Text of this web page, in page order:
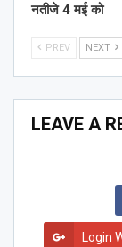
नतीजे 4 मई को
PREV NEXT
LEAVE A
Login